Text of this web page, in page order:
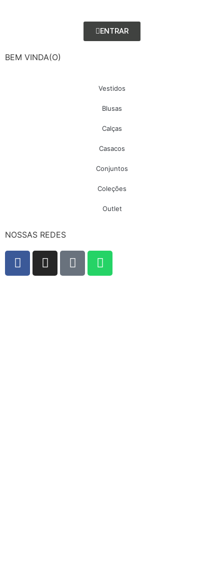
ENTRAR
BEM VINDA(O)
Vestidos
Blusas
Calças
Casacos
Conjuntos
Coleções
Outlet
NOSSAS REDES